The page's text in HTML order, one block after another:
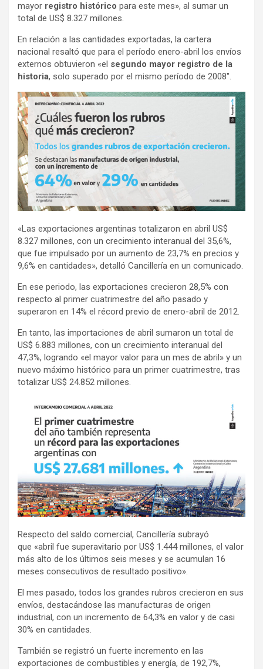
mayor registro histórico para este mes», al sumar un
total de US$ 8.327 millones.
En relación a las cantidades exportadas, la cartera
nacional resaltó que para el período enero-abril los envíos
externos obtuvieron «el segundo mayor registro de la
historia, solo superado por el mismo período de 2008″.
«Las exportaciones argentinas totalizaron en abril US$
8.327 millones, con un crecimiento interanual del 35,6%,
que fue impulsado por un aumento de 23,7% en precios y
9,6% en cantidades», detalló Cancillería en un comunicado.
En ese periodo, las exportaciones crecieron 28,5% con
respecto al primer cuatrimestre del año pasado y
superaron en 14% el récord previo de enero-abril de 2012.
En tanto, las importaciones de abril sumaron un total de
US$ 6.883 millones, con un crecimiento interanual del
47,3%, logrando «el mayor valor para un mes de abril» y un
nuevo máximo histórico para un primer cuatrimestre, tras
totalizar US$ 24.852 millones.
Respecto del saldo comercial, Cancillería subrayó
que «abril fue superavitario por US$ 1.444 millones, el valor
más alto de los últimos seis meses y se acumulan 16
meses consecutivos de resultado positivo».
El mes pasado, todos los grandes rubros crecieron en sus
envíos, destacándose las manufacturas de origen
industrial, con un incremento de 64,3% en valor y de casi
30% en cantidades.
También se registró un fuerte incremento en las
exportaciones de combustibles y energía, de 192,7%,